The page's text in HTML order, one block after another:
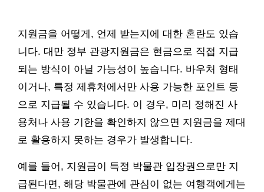
지원금을 어떻게, 언제 받는지에 대한 혼란도 있습
니다. 대만 정부 관광지원금은 현금으로 직접 지급
되는 방식이 아닐 가능성이 높습니다. 바우처 형태
이거나, 특정 제휴처에서만 사용 가능한 포인트 등
으로 지급될 수 있습니다. 이 경우, 미리 정해진 사
용처나 사용 기한을 확인하지 않으면 지원금을 제대
로 활용하지 못하는 경우가 발생합니다.
예를 들어, 지원금이 특정 박물관 입장권으로만 지
급된다면, 해당 박물관에 관심이 없는 여행객에게는